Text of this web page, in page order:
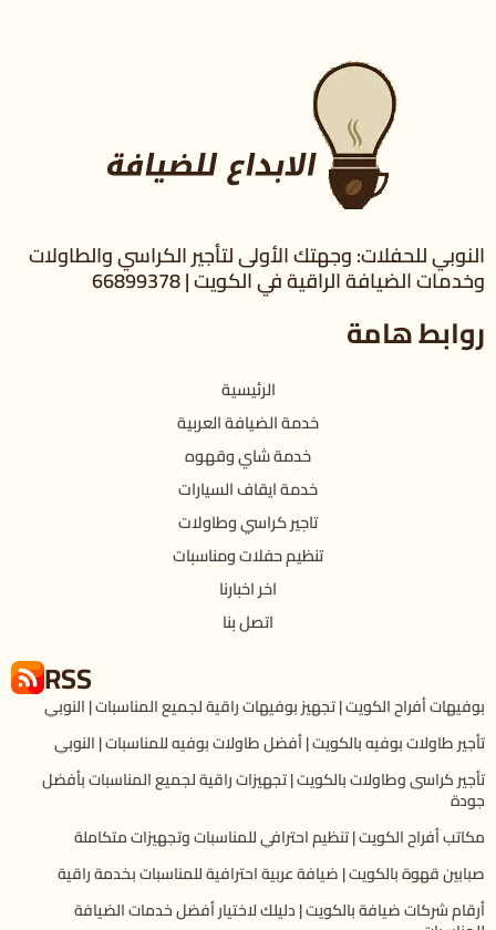
النوبي للحفلات: وجهتك الأولى لتأجير الكراسي والطاولات
وخدمات الضيافة الراقية في الكويت | 66899378
روابط هامة
الرئيسية
خدمة الضيافة العربية
خدمة شاي وقهوه
خدمة ايقاف السيارات
تاجير كراسي وطاولات
تنظيم حفلات ومناسبات
اخر اخبارنا
اتصل بنا
RSS
بوفيهات أفراح الكويت | تجهيز بوفيهات راقية لجميع المناسبات | النوبي
تأجير طاولات بوفيه بالكويت | أفضل طاولات بوفيه للمناسبات | النوبي
تأجير كراسى وطاولات بالكويت | تجهيزات راقية لجميع المناسبات بأفضل
جودة
مكاتب أفراح الكويت | تنظيم احترافي للمناسبات وتجهيزات متكاملة
صبابين قهوة بالكويت | ضيافة عربية احترافية للمناسبات بخدمة راقية
أرقام شركات ضيافة بالكويت | دليلك لاختيار أفضل خدمات الضيافة